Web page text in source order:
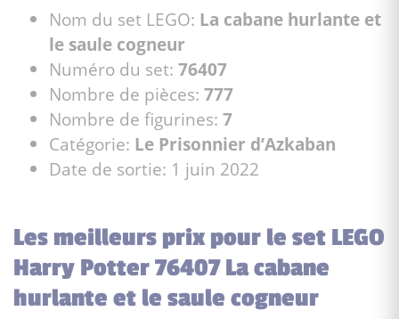
Nom du set LEGO: La cabane hurlante et
le saule cogneur
Numéro du set: 76407
Nombre de pièces: 777
Nombre de figurines: 7
Catégorie: Le Prisonnier d’Azkaban
Date de sortie: 1 juin 2022
Les meilleurs prix pour le set LEGO
Harry Potter 76407 La cabane
hurlante et le saule cogneur